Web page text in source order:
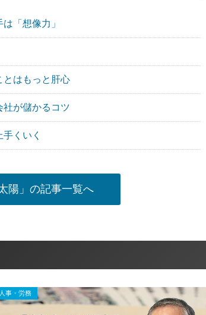
「想像力」
はもっと肝心
が儲かるコツ
くいく
陽」の記事一覧へ
人事・労務